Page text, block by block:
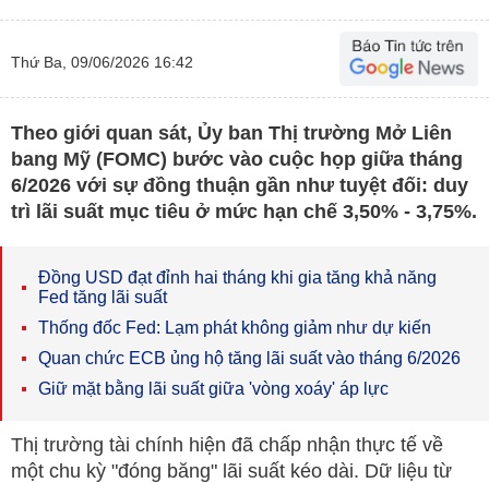
Thứ Ba, 09/06/2026 16:42
Theo giới quan sát, Ủy ban Thị trường Mở Liên
bang Mỹ (FOMC) bước vào cuộc họp giữa tháng
6/2026 với sự đồng thuận gần như tuyệt đối: duy
trì lãi suất mục tiêu ở mức hạn chế 3,50% - 3,75%.
Đồng USD đạt đỉnh hai tháng khi gia tăng khả năng
Fed tăng lãi suất
Thống đốc Fed: Lạm phát không giảm như dự kiến
Quan chức ECB ủng hộ tăng lãi suất vào tháng 6/2026
Giữ mặt bằng lãi suất giữa 'vòng xoáy' áp lực
Thị trường tài chính hiện đã chấp nhận thực tế về
một chu kỳ "đóng băng" lãi suất kéo dài. Dữ liệu từ